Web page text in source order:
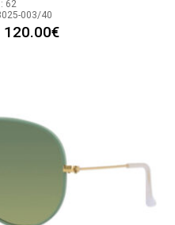
62
003/40
120.00€